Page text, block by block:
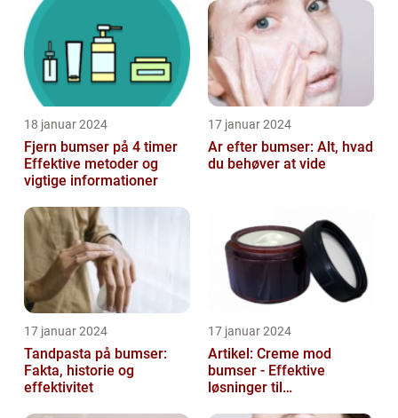
18 januar 2024
Fjern bumser på 4 timer
Effektive metoder og
vigtige informationer
17 januar 2024
Ar efter bumser: Alt, hvad
du behøver at vide
17 januar 2024
Tandpasta på bumser:
Fakta, historie og
effektivitet
17 januar 2024
Artikel: Creme mod
bumser - Effektive
løsninger til